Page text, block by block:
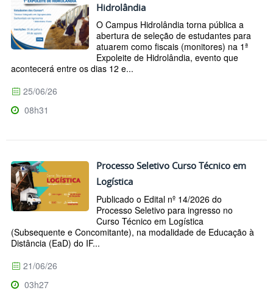
Hidrolândia
O Campus Hidrolândia torna pública a
abertura de seleção de estudantes para
atuarem como fiscais (monitores) na 1ª
Expoleite de Hidrolândia, evento que
acontecerá entre os dias 12 e...
25/06/26
08h31
Processo Seletivo Curso Técnico em
Logística
Publicado o Edital nº 14/2026 do
Processo Seletivo para ingresso no
Curso Técnico em Logística
(Subsequente e Concomitante), na modalidade de Educação à
Distância (EaD) do IF...
21/06/26
03h27